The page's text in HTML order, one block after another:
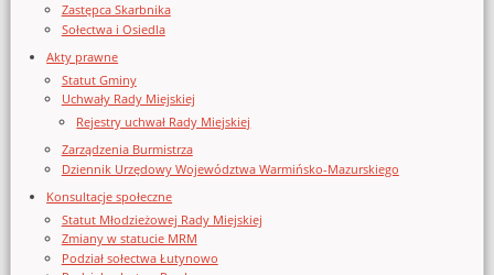
Zastępca Skarbnika
Sołectwa i Osiedla
Akty prawne
Statut Gminy
Uchwały Rady Miejskiej
Rejestry uchwał Rady Miejskiej
Zarządzenia Burmistrza
Dziennik Urzędowy Województwa Warmińsko-Mazurskiego
Konsultacje społeczne
Statut Młodzieżowej Rady Miejskiej
Zmiany w statucie MRM
Podział sołectwa Łutynowo